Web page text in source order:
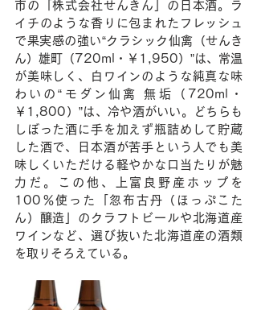
市の「株式会社せんきん」の日本酒。ラ
イチのような香りに包まれたフレッシュ
で果実感の強い“クラシック仙禽（せんき
ん）雄町（720ml・￥1,950）”は、常温
が美味しく、白ワインのような純真な味
わいの“モダン仙禽 無垢（720ml・
￥1,800）”は、冷や酒がいい。どちらも
しぼった酒に手を加えず瓶詰めして貯蔵
した酒で、日本酒が苦手という人でも美
味しくいただける軽やかな口当たりが魅
力だ。この他、上富良野産ホップを
100％使った「忽布古丹（ほっぷこた
ん）醸造」のクラフトビールや北海道産
ワインなど、選び抜いた北海道産の酒類
を取りそろえている。